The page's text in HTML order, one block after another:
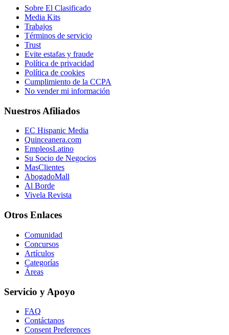
Sobre El Clasificado
Media Kits
Trabajos
Términos de servicio
Trust
Evite estafas y fraude
Política de privacidad
Política de cookies
Cumplimiento de la CCPA
No vender mi información
Nuestros Afiliados
EC Hispanic Media
Quinceanera.com
EmpleosLatino
Su Socio de Negocios
MasClientes
AbogadoMall
Al Borde
Vivela Revista
Otros Enlaces
Comunidad
Concursos
Artículos
Categorías
Áreas
Servicio y Apoyo
FAQ
Contáctanos
Consent Preferences